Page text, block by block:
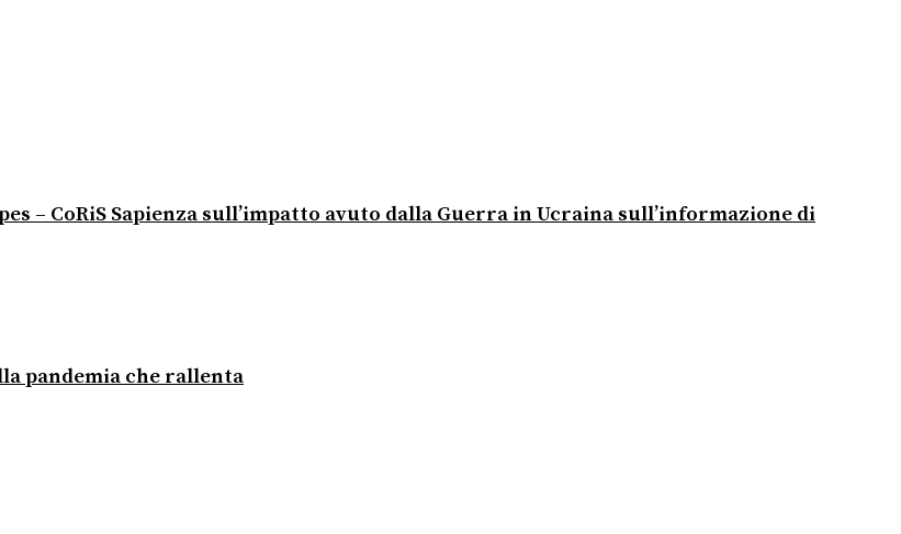
– CoRiS Sapienza sull’impatto avuto dalla Guerra in Ucraina sull’informazione di
pandemia che rallenta